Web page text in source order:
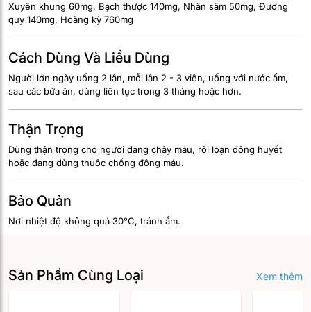
Xuyên khung 60mg, Bạch thược 140mg, Nhân sâm 50mg, Đương
quy 140mg, Hoàng kỳ 760mg
Cách Dùng Và Liều Dùng
Người lớn ngày uống 2 lần, mỗi lần 2 - 3 viên, uống với nước ấm,
sau các bữa ăn, dùng liên tục trong 3 tháng hoặc hơn.
Thận Trọng
Dùng thận trọng cho người đang chảy máu, rối loạn đông huyết
hoặc đang dùng thuốc chống đông máu.
Bảo Quản
Nơi nhiệt độ không quá 30°C, tránh ẩm.
Sản Phẩm Cùng Loại Xem thêm